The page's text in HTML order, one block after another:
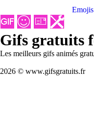
Gifs gratuits
Les meilleurs gifs animés
2026 © www.gifsgratuits.fr